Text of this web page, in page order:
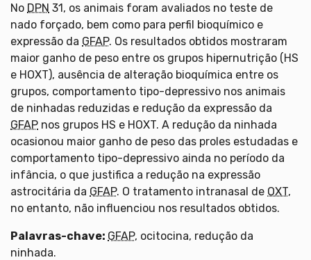
No DPN 31, os animais foram avaliados no teste de
nado forçado, bem como para perfil bioquímico e
expressão da GFAP. Os resultados obtidos mostraram
maior ganho de peso entre os grupos hipernutrição (HS
e HOXT), ausência de alteração bioquímica entre os
grupos, comportamento tipo-depressivo nos animais
de ninhadas reduzidas e redução da expressão da
GFAP nos grupos HS e HOXT. A redução da ninhada
ocasionou maior ganho de peso das proles estudadas e
comportamento tipo-depressivo ainda no período da
infância, o que justifica a redução na expressão
astrocitária da GFAP. O tratamento intranasal de OXT,
no entanto, não influenciou nos resultados obtidos.
Palavras-chave: GFAP, ocitocina, redução da
ninhada.